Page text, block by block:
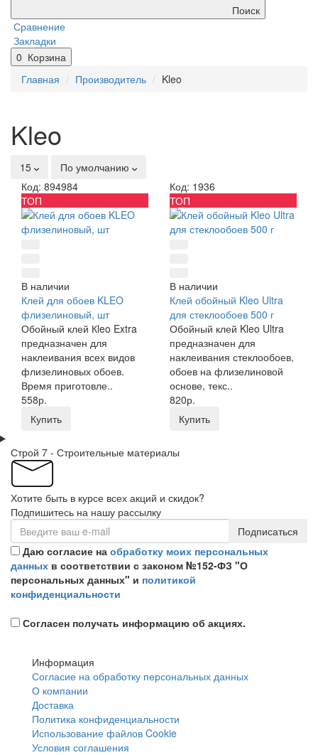
Поиск
Сравнение
Закладки
0 Корзина
Главная
Производитель Kleo
Kleo
15
По умолчанию
Код: 894984
ТОП
В наличии
Клей для обоев KLEO
флизелиновый, шт
Обойный клей Кleo Extra
предназначен для
наклеивания всех видов
флизелиновых обоев.
Время приготовле..
558р.
Купить
Код: 1936
ТОП
В наличии
Клей обойный Kleo Ultra
для стеклообоев 500 г
Обойный клей Kleo Ultra
предназначен для
наклеивания стеклообоев,
обоев на флизелиновой
основе, текс..
820р.
Купить
Строй 7 - Строительные материалы
Хотите быть в курсе всех акций и скидок?
Подпишитесь на нашу рассылку
Подписаться
Даю согласие на обработку моих персональных
данных в соответствии с законом №152-ФЗ "О
персональных данных" и политикой
конфиденциальности
Согласен получать информацию об акциях.
Информация
Согласие на обработку персональных данных
О компании
Доставка
Политика конфиденциальности
Использование файлов Cookie
Условия соглашения